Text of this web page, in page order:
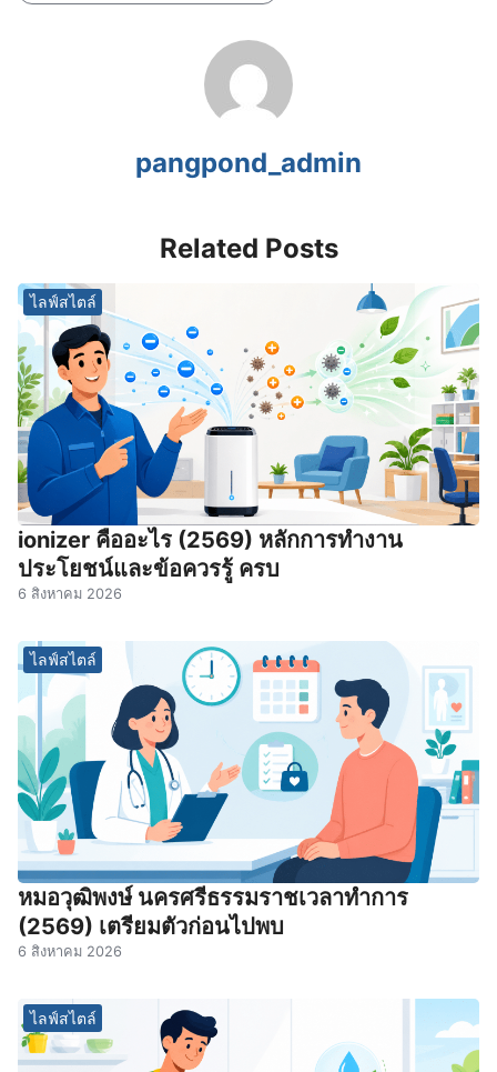
pangpond_admin
Related Posts
ไลฟ์สไตล์
ionizer คืออะไร (2569) หลักการทำงาน
ประโยชน์และข้อควรรู้ ครบ
6 สิงหาคม 2026
ไลฟ์สไตล์
หมอวุฒิพงษ์ นครศรีธรรมราชเวลาทําการ
(2569) เตรียมตัวก่อนไปพบ
6 สิงหาคม 2026
ไลฟ์สไตล์